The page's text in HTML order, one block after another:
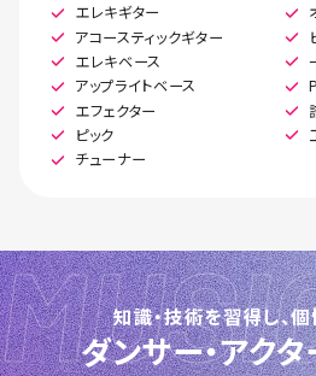
エレキギター
アコースティックギター
エレキベース
アップライトベース
エフェクター
ピック
チューナー
知識・技術を習得し、
ダンサー・アク